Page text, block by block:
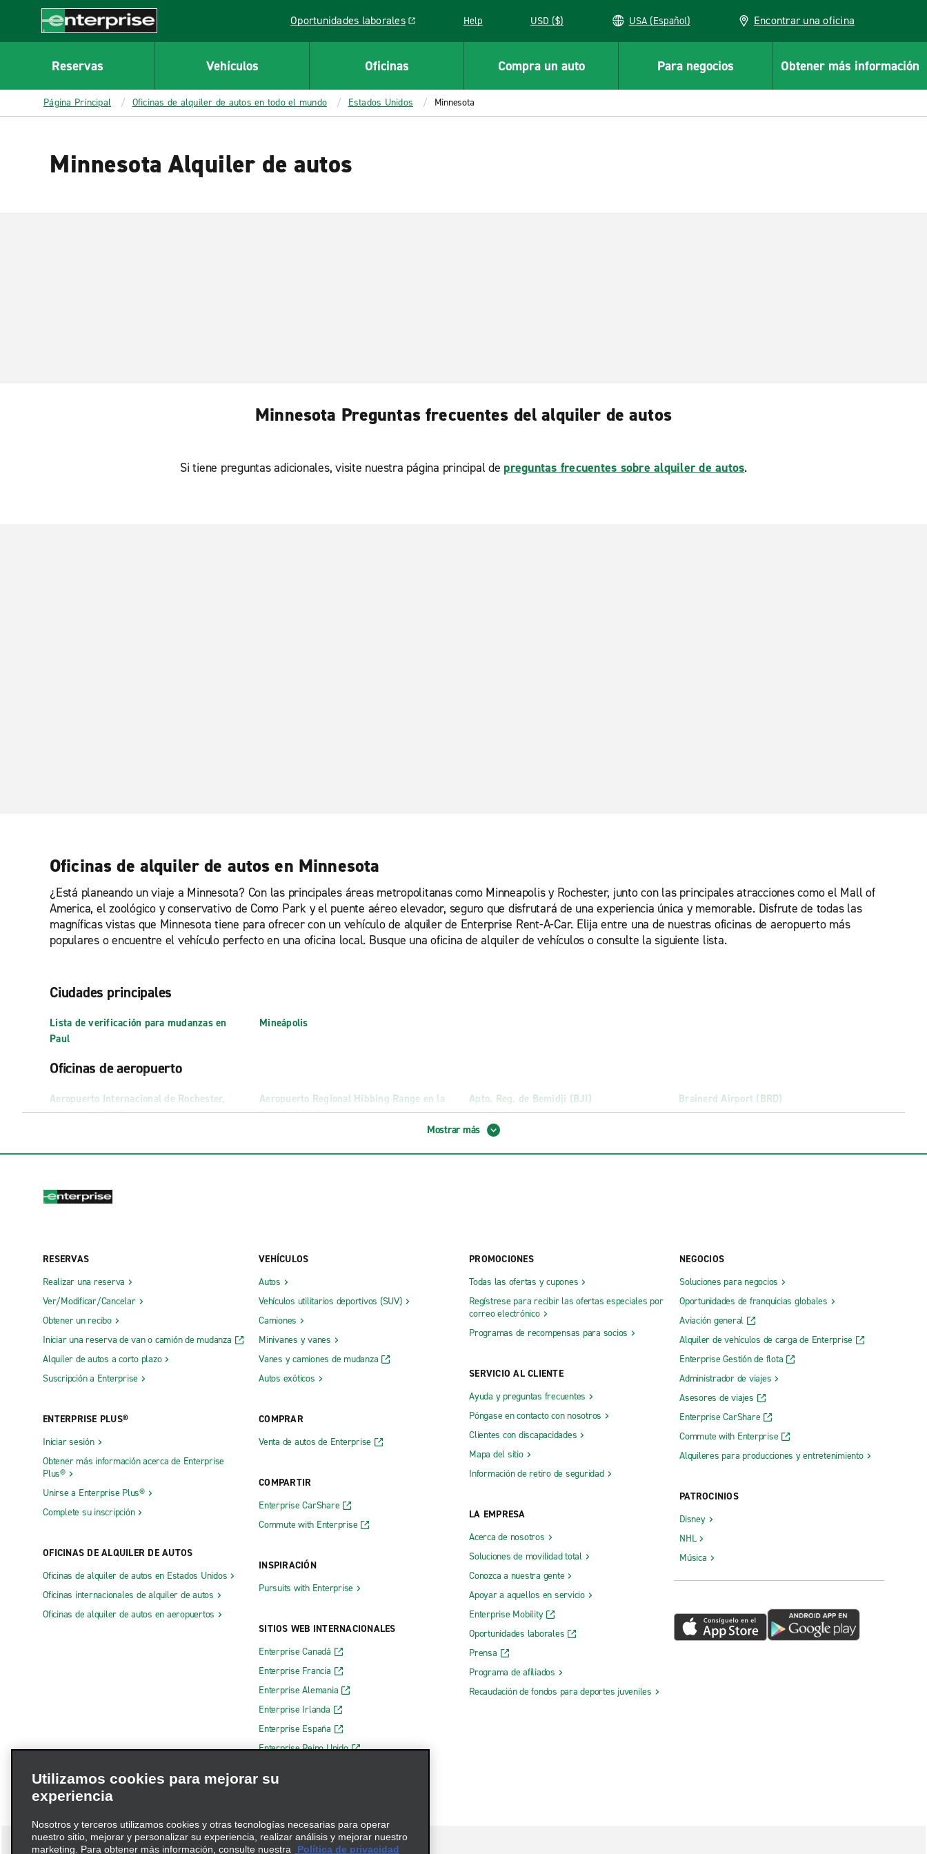
CONTENT
Enterprise
Oportunidades laborales
Link opens in a new window Help USD ($) USA (Español) Encontrar una oficina
Reservas Vehículos Oficinas Compra un auto Para negocios Obtener más información
Página Principal Oficinas de alquiler de autos en todo el mundo Estados Unidos Minnesota
Minnesota Alquiler de autos
Minnesota Preguntas frecuentes del alquiler de autos
Si tiene preguntas adicionales, visite nuestra página principal de preguntas frecuentes sobre alquiler de autos.
Oficinas de alquiler de autos en Minnesota
¿Está planeando un viaje a Minnesota? Con las principales áreas metropolitanas como Minneapolis y Rochester, junto con las principales atracciones como el Mall of
America, el zoológico y conservativo de Como Park y el puente aéreo elevador, seguro que disfrutará de una experiencia única y memorable. Disfrute de todas las
magníficas vistas que Minnesota tiene para ofrecer con un vehículo de alquiler de Enterprise Rent-A-Car. Elija entre una de nuestras oficinas de aeropuerto más
populares o encuentre el vehículo perfecto en una oficina local. Busque una oficina de alquiler de vehículos o consulte la siguiente lista.
Ciudades principales
Lista de verificación para mudanzas en
Paul
Mineápolis
Oficinas de aeropuerto
Aeropuerto Internacional de Rochester,
Minnesota (RST)
Paul Terminal 1 y Terminal 2 (MSP)
Aeropuerto Regional Hibbing Range en la
Terminal (HIB)
Apto. Reg. de Bemidji (BJI)
Apto. Reg. de Southwest Minnesota,
Marshall (MML)
Brainerd Airport (BRD)
Oficinas locales
Alexandria
Apple Valley
Baxter
Blaine
Bloomington
Burnsville
Centro de Mineápolis
Coon Rapids
Downtown St. Paul
Duluth
Eagan
Eden Prairie
Inver Grove Heights
Mankato
Mineápolis, Uptown
Monticello
New Hope, MN
Rochester
Roseville
Shakopee
Spring Lake Park
St. Louis Park
St. Paul Midway
Stillwater
Wayzata
Willmar
Winona
Woodbury
Mostrar más
RESERVAS
Realizar una reserva
Ver/Modificar/Cancelar
Obtener un recibo
Iniciar una reserva de van o camión de mudanza
Alquiler de autos a corto plazo
Suscripción a Enterprise
ENTERPRISE PLUS®
Iniciar sesión
Obtener más información acerca de Enterprise
Plus®
Unirse a Enterprise Plus®
Complete su inscripción
OFICINAS DE ALQUILER DE AUTOS
Oficinas de alquiler de autos en Estados Unidos
Oficinas internacionales de alquiler de autos
Oficinas de alquiler de autos en aeropuertos
VEHÍCULOS
Autos
Vehículos utilitarios deportivos (SUV)
Camiones
Minivanes y vanes
Vanes y camiones de mudanza
Autos exóticos
COMPRAR
Venta de autos de Enterprise
COMPARTIR
Enterprise CarShare
Commute with Enterprise
INSPIRACIÓN
Pursuits with Enterprise
SITIOS WEB INTERNACIONALES
Enterprise Canadá
Enterprise Francia
Enterprise Alemania
Enterprise Irlanda
Enterprise España
Enterprise Reino Unido
PROMOCIONES
Todas las ofertas y cupones
Regístrese para recibir las ofertas especiales por
correo electrónico
Programas de recompensas para socios
SERVICIO AL CLIENTE
Ayuda y preguntas frecuentes
Póngase en contacto con nosotros
Clientes con discapacidades
Mapa del sitio
Información de retiro de seguridad
LA EMPRESA
Acerca de nosotros
Soluciones de movilidad total
Conozca a nuestra gente
Apoyar a aquellos en servicio
Enterprise Mobility
Oportunidades laborales
Prensa
Programa de afiliados
Recaudación de fondos para deportes juveniles
NEGOCIOS
Soluciones para negocios
Oportunidades de franquicias globales
Aviación general
Alquiler de vehículos de carga de Enterprise
Enterprise Gestión de flota
Administrador de viajes
Asesores de viajes
Enterprise CarShare
Commute with Enterprise
Alquileres para producciones y entretenimiento
PATROCINIOS
Disney
NHL
Música
Utilizamos cookies para mejorar su
experiencia
Nosotros y terceros utilizamos cookies y otras tecnologías necesarias para operar
nuestro sitio, mejorar y personalizar su experiencia, realizar análisis y mejorar nuestro
marketing. Para obtener más información, consulte nuestra
Política de privacidad